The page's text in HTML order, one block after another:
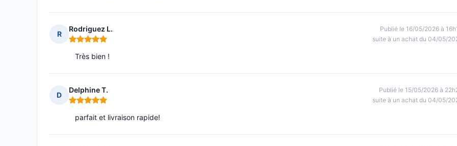
R
Rodriguez L.
Note : 5 sur 5
Publié le 16/05/2026 à
suite à un achat du 04/05/
Très bien !
D
Delphine T.
Note : 5 sur 5
Publié le 15/05/2026 à
suite à un achat du 04/05/
parfait et livraison rapide!